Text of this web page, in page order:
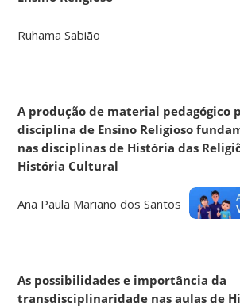
Ruhama Sabião
A produção de material pedagógico
disciplina de Ensino Religioso
nas disciplinas de História das
História Cultural
Ana Paula Mariano dos Santos
As possibilidades e importância da
transdisciplinaridade nas aulas de